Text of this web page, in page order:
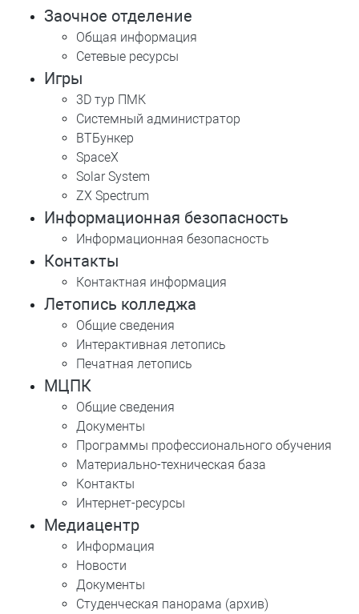
Заочное отделение
Общая информация
Сетевые ресурсы
Игры
3D тур ПМК
Системный администратор
ВТБункер
SpaceX
Solar System
ZX Spectrum
Информационная безопасность
Информационная безопасность
Контакты
Контактная информация
Летопись колледжа
Общие сведения
Интерактивная летопись
Печатная летопись
МЦПК
Общие сведения
Документы
Программы профессионального обучения
Материально-техническая база
Контакты
Интернет-ресурсы
Медиацентр
Информация
Новости
Документы
Студенческая панорама (архив)